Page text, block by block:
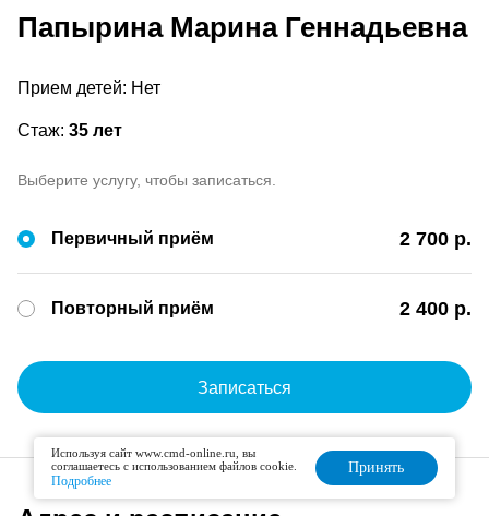
Папырина Марина Геннадьевна
Прием детей: Нет
Стаж: 35 лет
Выберите услугу, чтобы записаться.
Первичный приём 2 700 р.
Повторный приём 2 400 р.
Записаться
Используя сайт www.cmd-online.ru, вы
соглашаетесь с использованием файлов cookie.
Подробнее
Принять